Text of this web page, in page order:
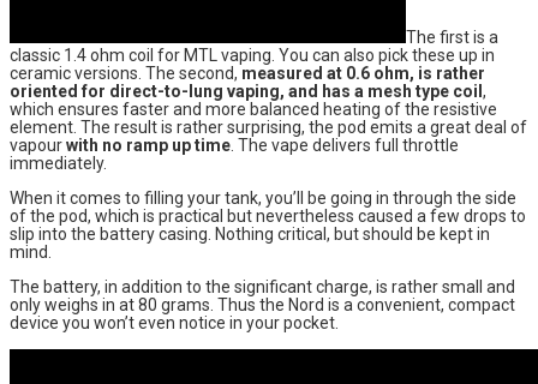
The first is a
classic 1.4 ohm coil for MTL vaping. You can also pick these up in
ceramic versions. The second, measured at 0.6 ohm, is rather
oriented for direct-to-lung vaping, and has a mesh type coil ,
which ensures faster and more balanced heating of the resistive
element. The result is rather surprising, the pod emits a great deal of
vapourwith no ramp up time . The vape delivers full throttle
immediately.
When it comes to filling your tank, you’ll be going in through the side
of the pod, which is practical but nevertheless caused a few drops to
slip into the battery casing. Nothing critical, but should be kept in
mind.
The battery, in addition to the significant charge, is rather small and
only weighs in at 80 grams. Thus the Nord is a convenient, compact
device you won’t even notice in your pocket.